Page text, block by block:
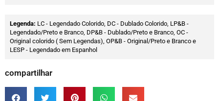
Legenda: LC - Legendado Colorido, DC - Dublado Colorido, LP&B -
Legendado/Preto e Branco, DP&B - Dublado/Preto e Branco, OC -
Original colorido ( Sem Legendas), OP&B - Original/Preto e Branco e
LESP - Legendado em Espanhol
compartilhar